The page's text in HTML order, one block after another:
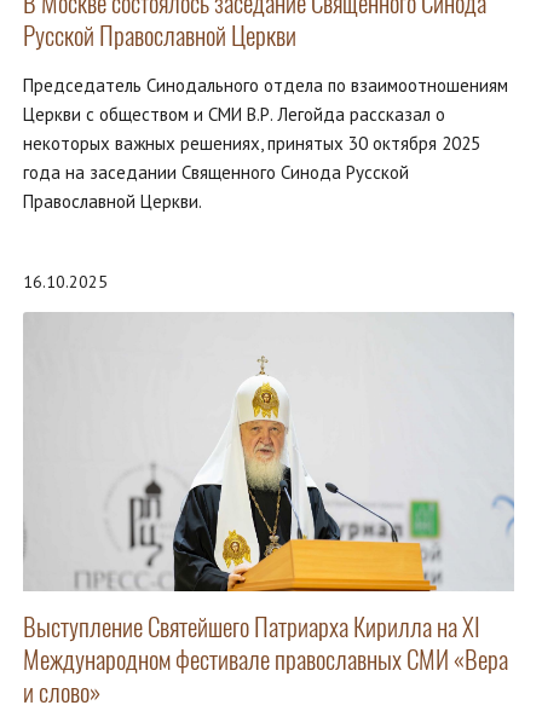
Русской Православной Церкви
Председатель Синодального отдела по взаимоотношениям
Церкви с обществом и СМИ В.Р. Легойда рассказал о
некоторых важных решениях, принятых 30 октября 2025
года на заседании Священного Синода Русской
Православной Церкви.
16.10.2025
Выступление Святейшего Патриарха Кирилла на XI
Международном фестивале православных СМИ «Вера
и слово»